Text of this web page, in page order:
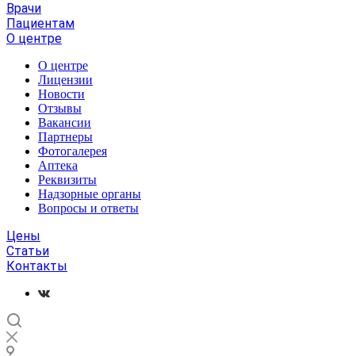
Врачи
Пациентам
О центре
О центре
Лицензии
Новости
Отзывы
Вакансии
Партнеры
Фотогалерея
Аптека
Реквизиты
Надзорные органы
Вопросы и ответы
Цены
Статьи
Контакты